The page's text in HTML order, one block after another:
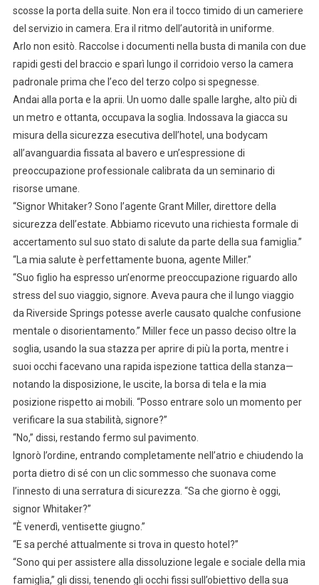
scosse la porta della suite. Non era il tocco timido di un cameriere
del servizio in camera. Era il ritmo dell’autorità in uniforme.
Arlo non esitò. Raccolse i documenti nella busta di manila con due
rapidi gesti del braccio e sparì lungo il corridoio verso la camera
padronale prima che l’eco del terzo colpo si spegnesse.
Andai alla porta e la aprii. Un uomo dalle spalle larghe, alto più di
un metro e ottanta, occupava la soglia. Indossava la giacca su
misura della sicurezza esecutiva dell’hotel, una bodycam
all’avanguardia fissata al bavero e un’espressione di
preoccupazione professionale calibrata da un seminario di
risorse umane.
“Signor Whitaker? Sono l’agente Grant Miller, direttore della
sicurezza dell’estate. Abbiamo ricevuto una richiesta formale di
accertamento sul suo stato di salute da parte della sua famiglia.”
“La mia salute è perfettamente buona, agente Miller.”
“Suo figlio ha espresso un’enorme preoccupazione riguardo allo
stress del suo viaggio, signore. Aveva paura che il lungo viaggio
da Riverside Springs potesse averle causato qualche confusione
mentale o disorientamento.” Miller fece un passo deciso oltre la
soglia, usando la sua stazza per aprire di più la porta, mentre i
suoi occhi facevano una rapida ispezione tattica della stanza—
notando la disposizione, le uscite, la borsa di tela e la mia
posizione rispetto ai mobili. “Posso entrare solo un momento per
verificare la sua stabilità, signore?”
“No,” dissi, restando fermo sul pavimento.
Ignorò l’ordine, entrando completamente nell’atrio e chiudendo la
porta dietro di sé con un clic sommesso che suonava come
l’innesto di una serratura di sicurezza. “Sa che giorno è oggi,
signor Whitaker?”
“È venerdì, ventisette giugno.”
“E sa perché attualmente si trova in questo hotel?”
“Sono qui per assistere alla dissoluzione legale e sociale della mia
famiglia,” gli dissi, tenendo gli occhi fissi sull’obiettivo della sua